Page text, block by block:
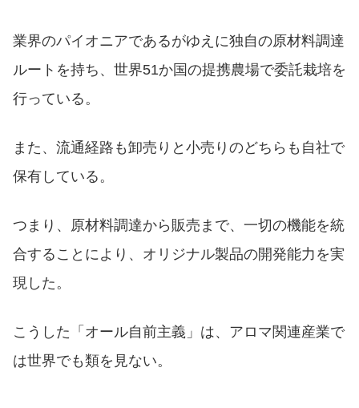
業界のパイオニアであるがゆえに独自の原材料調達
ルートを持ち、世界51か国の提携農場で委託栽培を
行っている。
また、流通経路も卸売りと小売りのどちらも自社で
保有している。
つまり、原材料調達から販売まで、一切の機能を統
合することにより、オリジナル製品の開発能力を実
現した。
こうした「オール自前主義」は、アロマ関連産業で
は世界でも類を見ない。